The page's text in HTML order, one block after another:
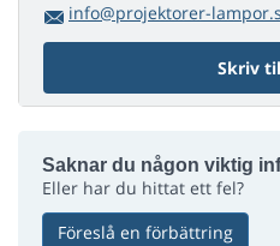
info@projektorer-
Skriv
Saknar du någon viktig
Eller har du hittat ett fel?
Föreslå en förbättring